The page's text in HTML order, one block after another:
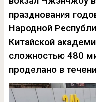
празднования
Народной
Китайской
сложностью 480
проделано в